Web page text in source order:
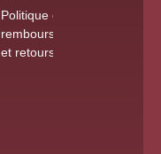
Politique de
remboursements
et retours